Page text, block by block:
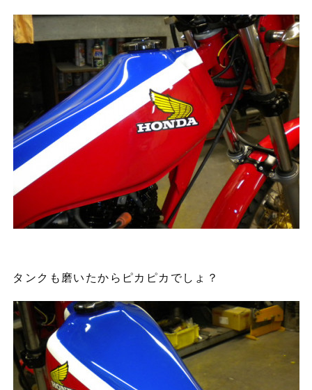
タンクも磨いたからピカピカでしょ？